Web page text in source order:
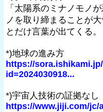
「太陽系のミナノモノ
ノを取り締まることが大
とだけ言葉が出てくる。
*)地球の進み方
https://
id=2024030918...
*)宇宙人技術の証拠な
https://www.jiji.com/jc/